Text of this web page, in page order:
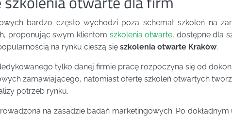
bardzo często wychodzi poza schemat szkoleń na
proponując swym klientom szkolenia otwarte, dostępne dla
na rynku cieszą się szkolenia otwarte Kraków.
tylko danej firmie pracę rozpoczyna się od
zamawiającego, natomiast ofertę szkoleń otwartych
potrzeb rynku.
na zasadzie badań marketingowych. Po dokładnym